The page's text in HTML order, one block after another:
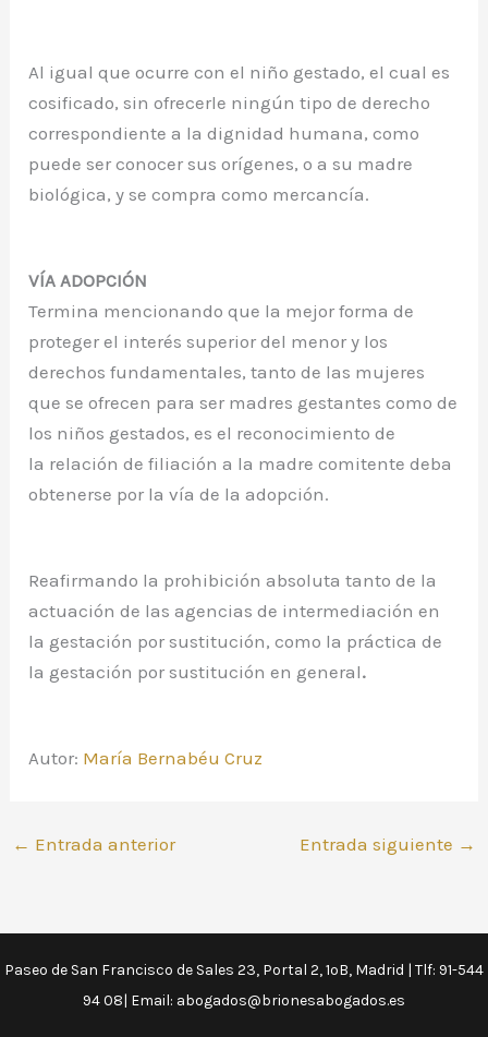
Al igual que ocurre con el niño gestado, el cual es
cosificado, sin ofrecerle ningún tipo de derecho
correspondiente a la dignidad humana, como
puede ser conocer sus orígenes, o a su madre
biológica, y se compra como mercancía.
VÍA ADOPCIÓN
Termina mencionando que la mejor forma de
proteger el interés superior del menor y los
derechos fundamentales, tanto de las mujeres
que se ofrecen para ser madres gestantes como de
los niños gestados, es el reconocimiento de
la relación de filiación a la madre comitente deba
obtenerse por la vía de la adopción.
Reafirmando la prohibición absoluta tanto de la
actuación de las agencias de intermediación en
la gestación por sustitución, como la práctica de
la gestación por sustitución en general.
Autor: María Bernabéu Cruz
← Entrada anterior Entrada siguiente →
Paseo de San Francisco de Sales 23, Portal 2, 1ºB, Madrid | Tlf: 91-544
94 08| Email: abogados@brionesabogados.es